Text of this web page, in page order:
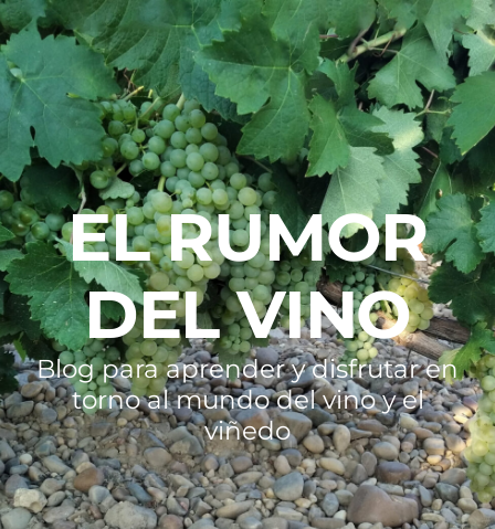
EL RUMOR
DEL VINO
Blog para aprender y disfrutar en
torno al mundo del vino y el
viñedo